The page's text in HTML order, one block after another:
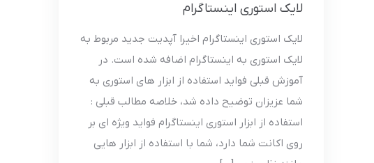
لایک استوری اینستاگرام
لایک استوری اینستاگرام اخیرا آپدیت جدید مربوط به
لایک استوری به اینستاگرام اضافه شده است. در
آموزش قبلی فواید استفاده از ابزار های استوری به
شما عزیزان توضیح داده شد، خلاصه مطالب قبلی :
استفاده از ابزار استوری اینستاگرام فواید ویژه ای بر
روی اکانت شما دارد، شما با استفاده از ابزار هایی